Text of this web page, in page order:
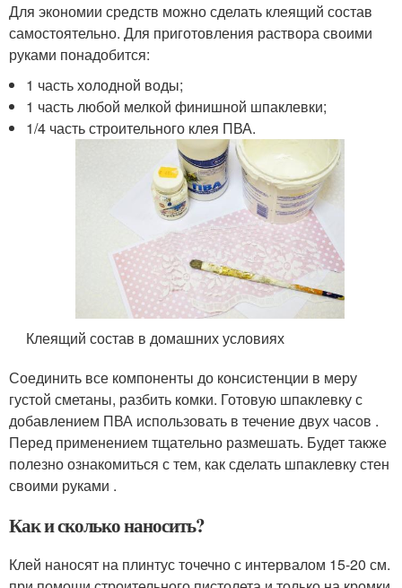
Для экономии средств можно сделать клеящий состав
самостоятельно. Для приготовления раствора своими
руками понадобится:
1 часть холодной воды;
1 часть любой мелкой финишной шпаклевки;
1/4 часть строительного клея ПВА.
Клеящий состав в домашних условиях
Соединить все компоненты до консистенции в меру
густой сметаны, разбить комки. Готовую шпаклевку с
добавлением ПВА использовать в течение двух часов .
Перед применением тщательно размешать. Будет также
полезно ознакомиться с тем, как сделать шпаклевку стен
своими руками .
Как и сколько наносить?
Клей наносят на плинтус точечно с интервалом 15-20 см.